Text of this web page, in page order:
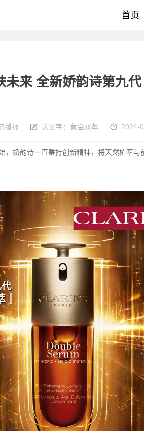
首页
未来 全新娇韵诗第九
播报 关键字： 黄金双萃 2024-
，娇韵诗一直秉持创新精神，将天然植萃与